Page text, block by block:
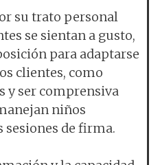
su trato personal
se sientan a gusto,
para adaptarse
clientes, como
y ser comprensiva
niños
sesiones de firma.